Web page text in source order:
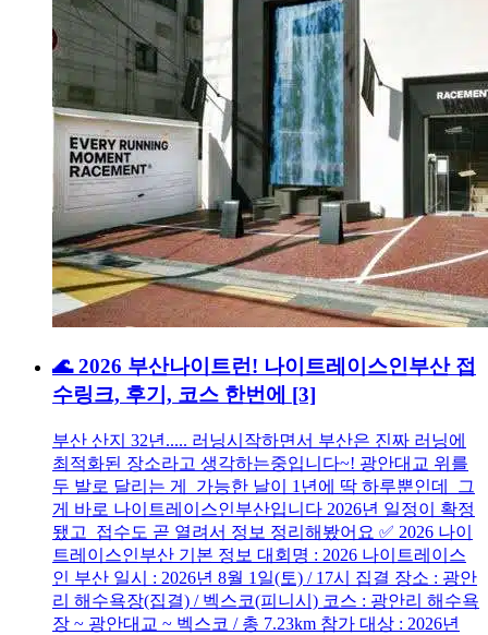
🌊 2026 부산나이트런! 나이트레이스인부산 접
수링크, 후기, 코스 한번에 [3]
부산 산지 32년..... 러닝시작하면서 부산은 진짜 러닝에
최적화된 장소라고 생각하는중입니다~! 광안대교 위를
두 발로 달리는 게 가능한 날이 1년에 딱 하루뿐인데 그
게 바로 나이트레이스인부산입니다 2026년 일정이 확정
됐고 접수도 곧 열려서 정보 정리해봤어요 ✅ 2026 나이
트레이스인부산 기본 정보 대회명 : 2026 나이트레이스
인 부산 일시 : 2026년 8월 1일(토) / 17시 집결 장소 : 광안
리 해수욕장(집결) / 벡스코(피니시) 코스 : 광안리 해수욕
장 ~ 광안대교 ~ 벡스코 / 총 7.23km 참가 대상 : 2026년